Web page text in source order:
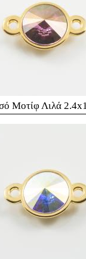
Μοτίφ Λιλά